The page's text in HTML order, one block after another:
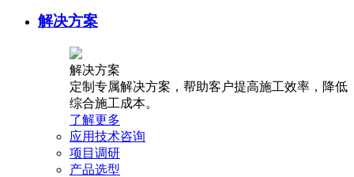
解决方案
解决方案
定制专属解决方案，帮助客户提高施工效率，降低
综合施工成本。
了解更多
应用技术咨询
项目调研
产品选型